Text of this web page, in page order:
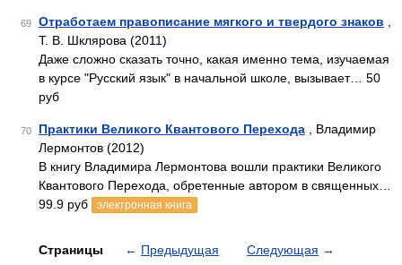
69 Отработаем правописание мягкого и твердого знаков
Т. В. Шклярова (2011)
Даже сложно сказать точно, какая именно тема, изучаемая
в курсе "Русский язык" в начальной школе, вызывает… 50
руб
70 Практики Великого Квантового Перехода , Владимир
Лермонтов (2012)
В книгу Владимира Лермонтова вошли практики Великого
Квантового Перехода, обретенные автором в священных…
99.9 руб
электронная книга
Страницы ← Предыдущая Следующая →